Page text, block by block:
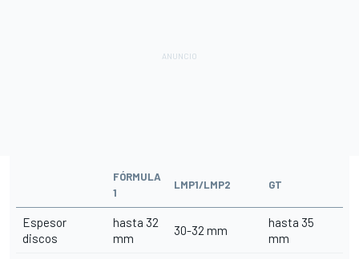
FÓRMULA
1
LMP1/LMP2 GT
Espesor
discos
hasta 32
mm
30-32 mm
hasta 35
mm